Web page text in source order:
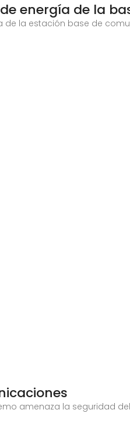
energía de la
la estación base de
amenaza la seguridad